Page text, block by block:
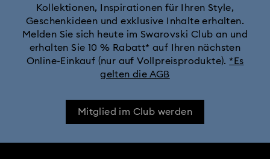
Kollektionen, Inspirationen für Ihren Style,
Geschenkideen und exklusive Inhalte erhalten.
Melden Sie sich heute im Swarovski Club an und
erhalten Sie 10 % Rabatt* auf Ihren nächsten
Online-Einkauf (nur auf Vollpreisprodukte). *Es
gelten die AGB
Mitglied im Club werden